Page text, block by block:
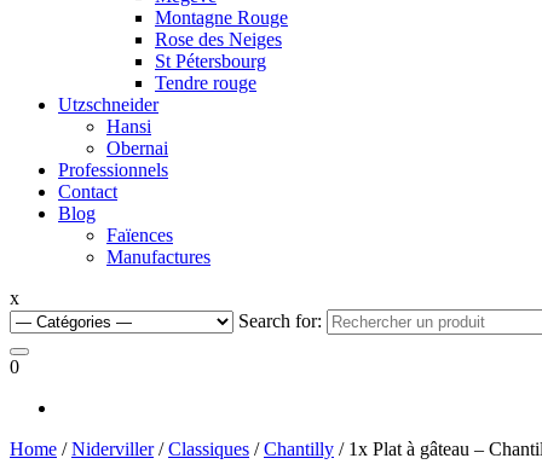
Montagne Rouge
Rose des Neiges
St Pétersbourg
Tendre rouge
Utzschneider
Hansi
Obernai
Professionnels
Contact
Blog
Faïences
Manufactures
x
Search for:
0
Home /Niderviller/Classiques /Chantilly / 1x Plat à gâteau –